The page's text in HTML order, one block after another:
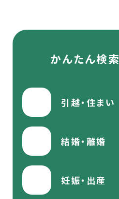
かんたん検索
引越・住まい
結婚・離婚
妊娠・出産